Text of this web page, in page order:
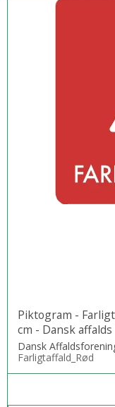
Piktogram -
cm - Dansk
Dansk
Farligtaffald_Rød